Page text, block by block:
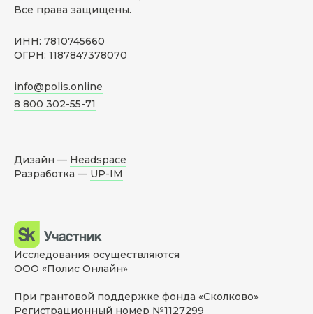
Все права защищены.
ИНН: 7810745660
ОГРН: 1187847378070
info@polis.online
8 800 302-55-71
Дизайн — Headspace
Разработка — UP-IM
Исследования осуществляются
ООО «Полис Онлайн»
При грантовой поддержке фонда «Сколково»
Регистрационный номер №1127299